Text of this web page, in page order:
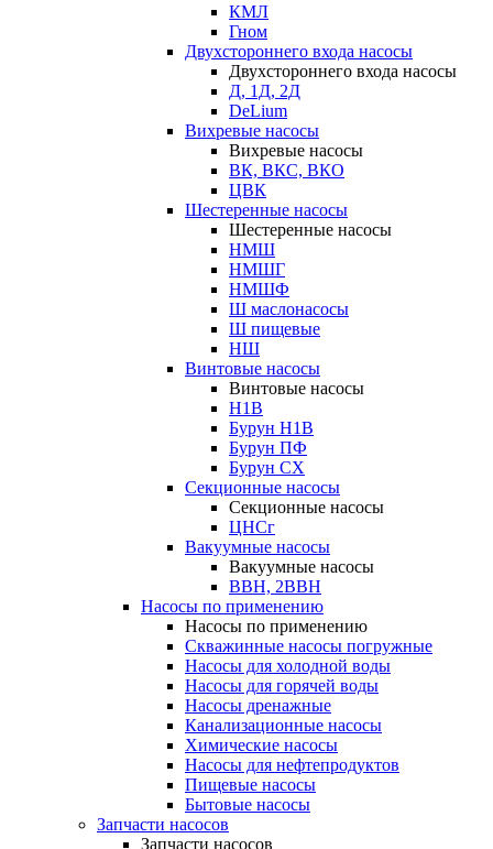
КМЛ
Гном
Двухстороннего входа насосы
Двухстороннего входа насосы
Д, 1Д, 2Д
DeLium
Вихревые насосы
Вихревые насосы
ВК, ВКС, ВКО
ЦВК
Шестеренные насосы
Шестеренные насосы
НМШ
НМШГ
НМШФ
Ш маслонасосы
Ш пищевые
НШ
Винтовые насосы
Винтовые насосы
Н1В
Бурун Н1В
Бурун ПФ
Бурун СХ
Секционные насосы
Секционные насосы
ЦНСг
Вакуумные насосы
Вакуумные насосы
ВВН, 2ВВН
Насосы по применению
Насосы по применению
Скважинные насосы погружные
Насосы для холодной воды
Насосы для горячей воды
Насосы дренажные
Канализационные насосы
Химические насосы
Насосы для нефтепродуктов
Пищевые насосы
Бытовые насосы
Запчасти насосов
Запчасти насосов